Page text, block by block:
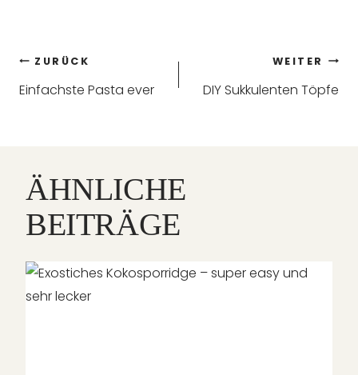
Beitragsnavigation
ZURÜCK
Einfachste Pasta ever
WEITER
DIY Sukkulenten Töpfe
ÄHNLICHE
BEITRÄGE